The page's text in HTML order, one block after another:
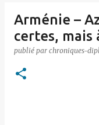
Arménie –
certes, mais
publié par chroniques-